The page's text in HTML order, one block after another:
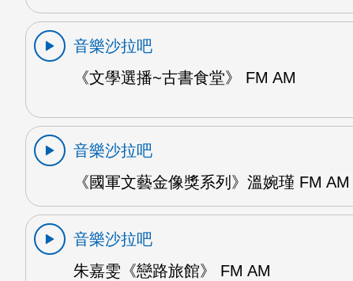
音樂沙拉吧
《文學選播~古書食堂》 FM AM
音樂沙拉吧
《國軍文藝金像獎系列》溫婉瑾 FM AM
音樂沙拉吧
朱嘉雯《戀路旅館》 FM AM